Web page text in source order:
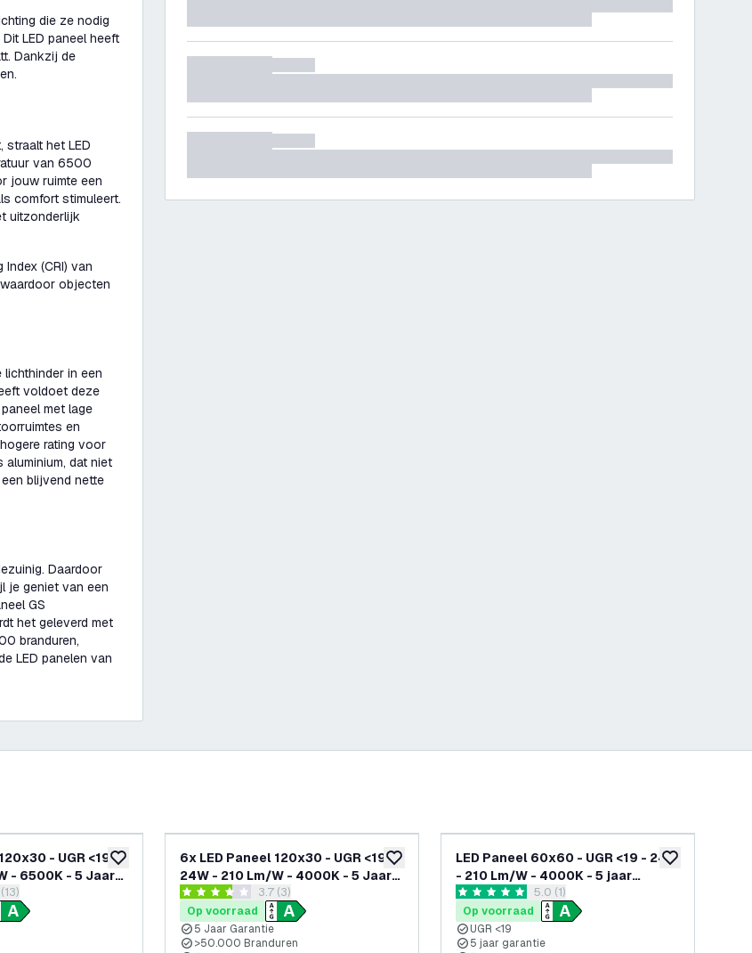
die ze nodig
LED paneel heeft
Dankzij de
straalt het LED
van 6500
jouw ruimte een
comfort stimuleert.
uitzonderlijk
(CRI) van
objecten
lichthinder in een
voldoet deze
met lage
en
rating voor
dat niet
blijvend nette
Daardoor
je geniet van een
GS
het geleverd met
branduren,
LED panelen van
toevoegen aan verlanglijst
- UGR <19 -
- 6500K - 5 Jaar
A
drawer openen
toevoegen aan verlanglijst
6x LED Paneel 120x30 - UGR <19 -
24W - 210 Lm/W - 4000K - 5 Jaar
Garantie - Energieklasse A
reviews drawer openen
3.7 score sterren3.7 (3)
Op voorraad
5 Jaar Garantie
>50.000 Branduren
toevoegen
LED Paneel 60x60 - UGR <19 - 24W
- 210 Lm/W - 4000K - 5 jaar
garantie - Energieklasse A
reviews drawer openen
5 score sterren5.0 (1)
Op voorraad
UGR <19
5 jaar garantie